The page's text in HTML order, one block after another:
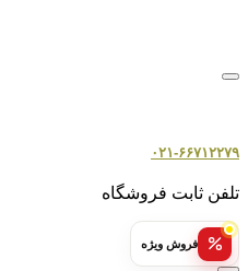
۰۲۱-۶۶۷۱۲۲۷۹
تلفن ثابت فروشگاه
فروش ویژه